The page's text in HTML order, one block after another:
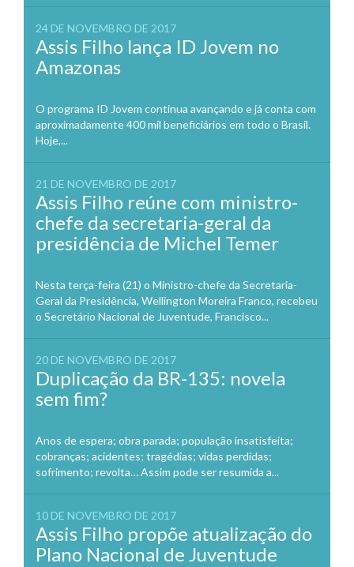
24 DE NOVEMBRO DE 2017
Assis Filho lança ID Jovem no
Amazonas
O programa ID Jovem continua avançando e já conta com
aproximadamente 400 mil beneficiários em todo o Brasil.
Hoje,...
21 DE NOVEMBRO DE 2017
Assis Filho reúne com ministro-
chefe da secretaria-geral da
presidência de Michel Temer
Nesta terça-feira (21) o Ministro-chefe da Secretaria-
Geral da Presidência, Wellington Moreira Franco, recebeu
o Secretário Nacional de Juventude, Francisco...
20 DE NOVEMBRO DE 2017
Duplicação da BR-135: novela
sem fim?
Anos de espera; obra parada; população insatisfeita;
cobranças; acidentes; tragédias; vidas perdidas;
sofrimento; revolta… Assim pode ser resumida a...
10 DE NOVEMBRO DE 2017
Assis Filho propõe atualização do
Plano Nacional de Juventude